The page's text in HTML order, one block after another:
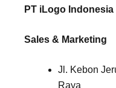
PT iLogo Indonesia
Sales & Marketing
Jl. Kebon
Raya